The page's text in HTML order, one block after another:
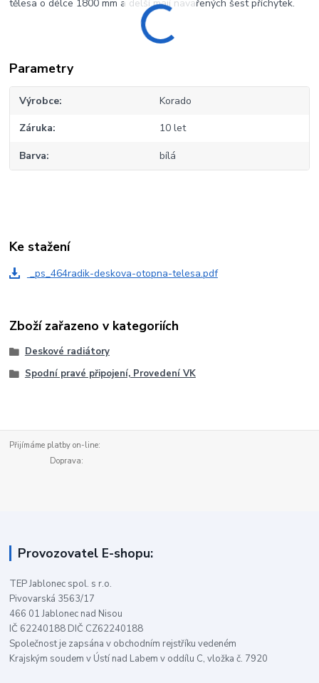
tělesa o délce 1800 mm a delší mají navařených šest příchytek.
Parametry
Výrobce Korado
Záruka 10 let
Barva bílá
Ke stažení
_ps_464radik-deskova-otopna-telesa.pdf
Zboží zařazeno v kategoriích
Deskové radiátory
Spodní pravé připojení, Provedení VK
Přijímáme platby on-line:
Doprava:
Provozovatel E-shopu:
TEP Jablonec spol. s r.o.
Pivovarská 3563/17
466 01 Jablonec nad Nisou
IČ 62240188 DIČ CZ62240188
Společnost je zapsána v obchodním rejstříku vedeném
Krajským soudem v Ústí nad Labem v oddílu C, vložka č. 7920